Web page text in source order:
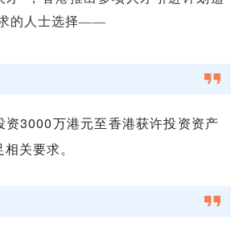
的人士选择——
资3000万港元至香港获许投资资产
关要求。